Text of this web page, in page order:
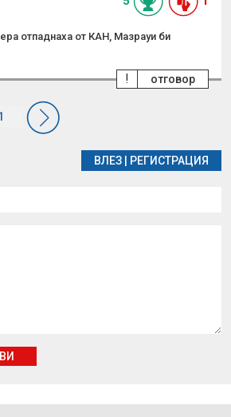
отпаднаха от КАН, Мазрауи би
отговор
!
ВЛЕЗ РЕГИСТРАЦИЯ